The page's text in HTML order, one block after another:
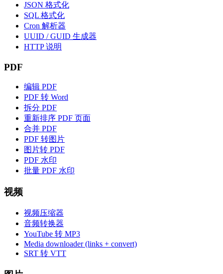
JSON 格式化
SQL 格式化
Cron 解析器
UUID / GUID 生成器
HTTP 说明
PDF
编辑 PDF
PDF 转 Word
拆分 PDF
重新排序 PDF 页面
合并 PDF
PDF 转图片
图片转 PDF
PDF 水印
批量 PDF 水印
视频
视频压缩器
音频转换器
YouTube 转 MP3
Media downloader (links + convert)
SRT 转 VTT